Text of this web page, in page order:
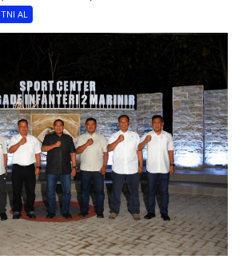
TNI AL